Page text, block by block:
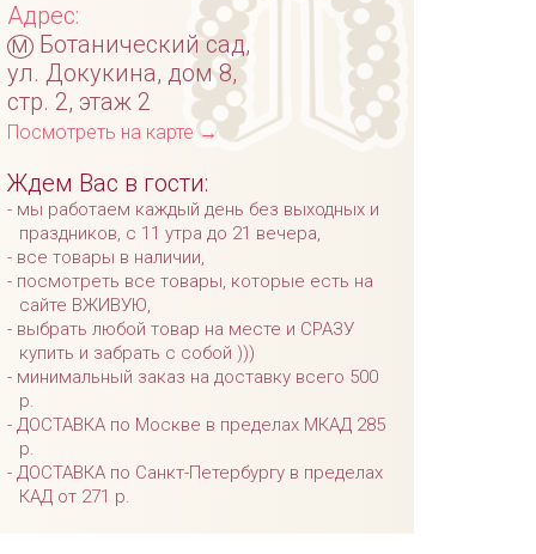
Адрес:
м Ботанический сад,
ул. Докукина, дом 8,
стр. 2, этаж 2
Посмотреть на карте →
Ждем Вас в гости:
мы работаем каждый день без выходных и
праздников, с 11 утра до 21 вечера,
все товары в наличии,
посмотреть все товары, которые есть на
сайте ВЖИВУЮ,
выбрать любой товар на месте и СРАЗУ
купить и забрать с собой )))
минимальный заказ на доставку всего 500
р.
ДОСТАВКА по Москве в пределах МКАД 285
р.
ДОСТАВКА по Санкт-Петербургу в пределах
КАД от 271 р.